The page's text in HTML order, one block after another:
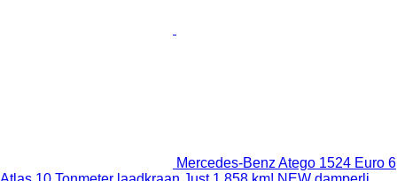
Mercedes-Benz Atego 1524 Euro 6